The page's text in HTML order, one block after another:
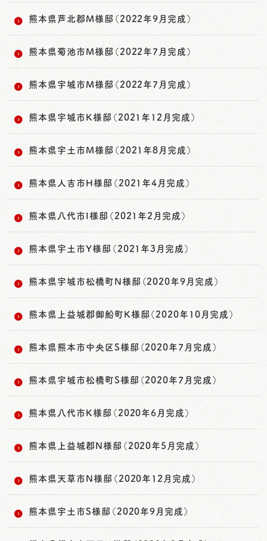
熊本県芦北郡M様邸（2022年9月完成）
熊本県菊池市M様邸（2022年7月完成）
熊本県宇城市M様邸（2022年7月完成）
熊本県宇城市K様邸（2021年12月完成）
熊本県宇土市M様邸（2021年8月完成）
熊本県人吉市H様邸（2021年4月完成）
熊本県八代市I様邸（2021年2月完成）
熊本県宇土市Y様邸（2021年3月完成）
熊本県宇城市松橋町N様邸（2020年9月完成）
熊本県上益城郡御船町K様邸（2020年10月完成）
熊本県熊本市中央区S様邸（2020年7月完成）
熊本県宇城市松橋町S様邸（2020年7月完成）
熊本県八代市K様邸（2020年6月完成）
熊本県上益城郡N様邸（2020年5月完成）
熊本県天草市N様邸（2020年12月完成）
熊本県宇土市S様邸（2020年9月完成）